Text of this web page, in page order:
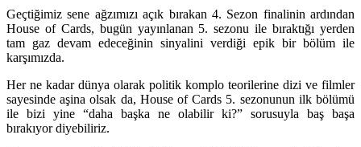
Geçtiğimiz sene ağzımızı açık bırakan 4. Sezon finalinin ardından
House of Cards, bugün yayınlanan 5. sezonu ile bıraktığı yerden
tam gaz devam edeceğinin sinyalini verdiği epik bir bölüm ile
karşımızda.
Her ne kadar dünya olarak politik komplo teorilerine dizi ve filmler
sayesinde aşina olsak da, House of Cards 5. sezonunun ilk bölümü
ile bizi yine “daha başka ne olabilir ki?” sorusuyla baş başa
bırakıyor diyebiliriz.